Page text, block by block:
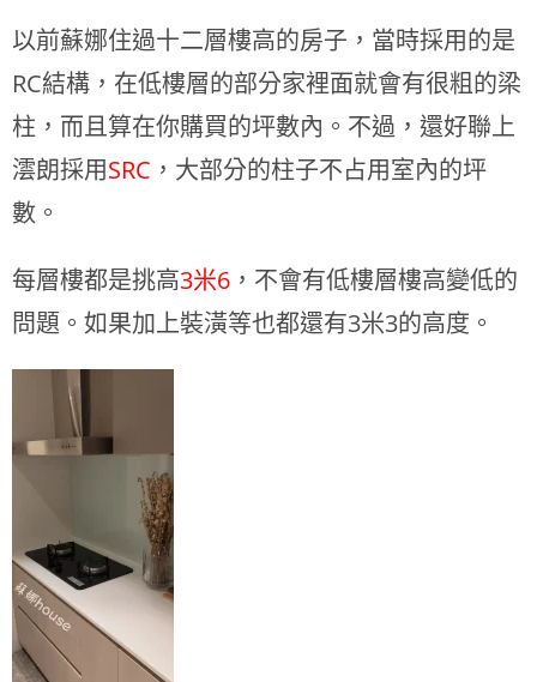
以前蘇娜住過十二層樓高的房子，當時採用的是
RC結構，在低樓層的部分家裡面就會有很粗的梁
柱，而且算在你購買的坪數內。不過，還好聯上
澐朗採用SRC ，大部分的柱子不占用室內的坪
數。
每層樓都是挑高3米6 ，不會有低樓層樓高變低的
問題。如果加上裝潢等也都還有3米3的高度。